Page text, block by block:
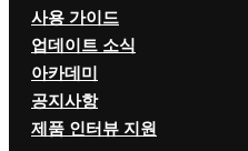
사용 가이드
업데이트 소식
아카데미
공지사항
제품 인터뷰 지원